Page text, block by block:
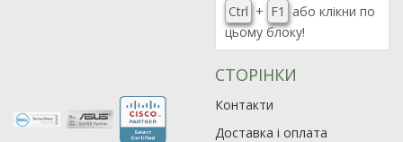
Ctrl + F1
або клікни по
цьому блоку!
СТОРІНКИ
Контакти
Доставка і оплата